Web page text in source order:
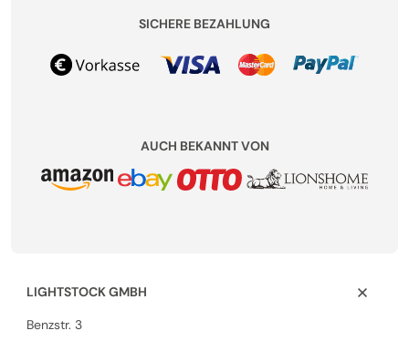
SICHERE BEZAHLUNG
AUCH BEKANNT VON
LIGHTSTOCK GMBH
Benzstr. 3